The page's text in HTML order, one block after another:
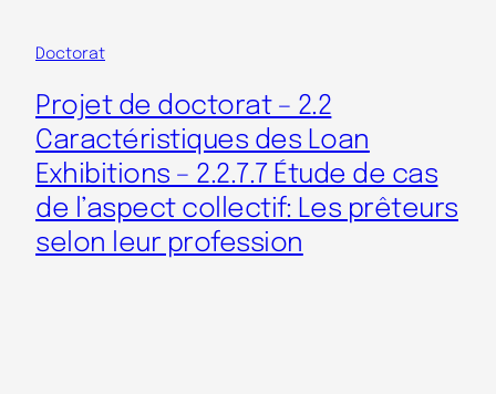
Doctorat
Projet de doctorat – 2.2
Caractéristiques des Loan
Exhibitions – 2.2.7.7 Étude de cas
de l’aspect collectif: Les prêteurs
selon leur profession